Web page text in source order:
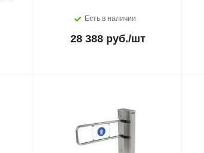
Есть в наличии
28 388 руб./шт